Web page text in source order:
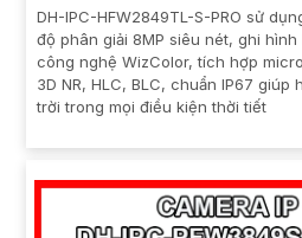
DH-IPC-HFW2849TL-S-PRO sử
độ phân giải 8MP siêu nét, ghi
công nghệ WizColor, tích hợp
3D NR, HLC, BLC, chuẩn IP67
trời trong mọi điều kiện thời tiết